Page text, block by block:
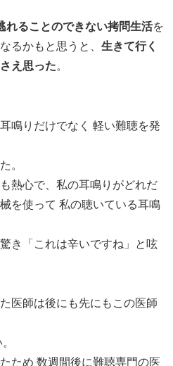
れることのできない拷問生活を
るかもと思うと、 生きて行く
え思った。
鳴りだけでなく 軽い難聴を発
。
熱心で、私の耳鳴りがどれだ
を使って 私の聴いている耳鳴
き「これは辛いですね」と呟
医師は後にも先にもこの医師
ため 数週間後に難聴専門の医